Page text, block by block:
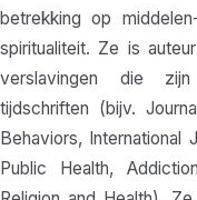
betrekking op
spiritualiteit. Ze is
verslavingen die
tijdschriften (bijv.
Behaviors, International
Public Health,